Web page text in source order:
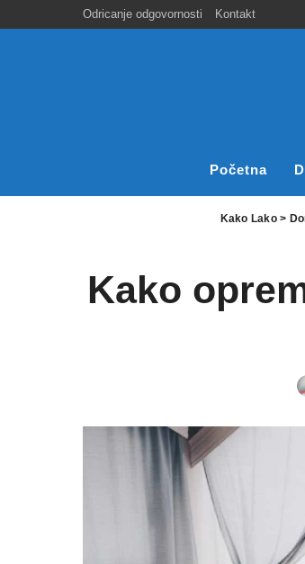
Odricanje odgovornosti Kontakt
Početna
Kako Lako>
Kako